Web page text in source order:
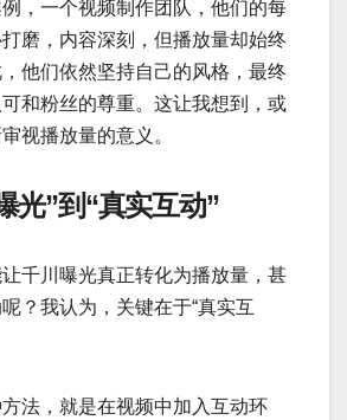
，一个视频制作团队，他们的每
磨，内容深刻，但播放量却始终
他们依然坚持自己的风格，最终
和粉丝的尊重。这让我想到，或
视播放量的意义。
光”到“真实互动”
千川曝光真正转化为播放量，甚
？我认为，关键在于“真实互
法，就是在视频中加入互动环